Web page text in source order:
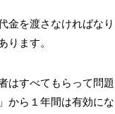
金を渡さなければな
ります。
はすべてもらって問
から１年間は有効に